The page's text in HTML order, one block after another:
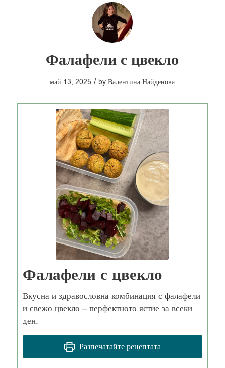
Фалафели с цвекло
май 13, 2025 / byВалентина Найденова
Фалафели с цвекло
Вкусна и здравословна комбинация с фалафели
и свежо цвекло – перфектното ястие за всеки
ден.
Разпечатайте рецептата